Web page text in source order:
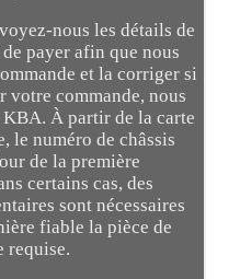
nous les détails de
payer afin que nous
et la corriger si
votre commande, nous
À partir de la carte
le numéro de châssis
de la première
certains cas, des
sont nécessaires
fiable la pièce de
requise.